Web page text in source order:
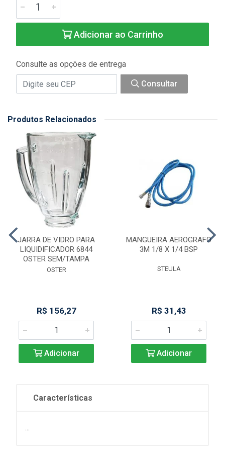
Adicionar ao Carrinho
Consulte as opções de entrega
Consultar
Produtos Relacionados
JARRA DE VIDRO PARA
LIQUIDIFICADOR 6844
OSTER SEM/TAMPA
OSTER
R$ 156,27
Adicionar
MANGUEIRA AEROGRAFO
3M 1/8 X 1/4 BSP
STEULA
R$ 31,43
Adicionar
Características
...